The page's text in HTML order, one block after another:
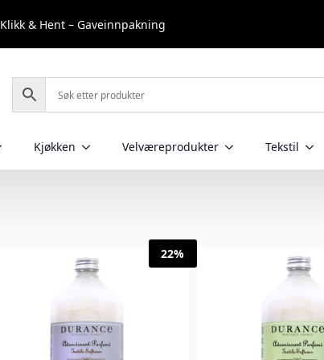
Klikk & Hent – Gaveinnpakning
Kjøkken Velværeprodukter Tekstil
22%